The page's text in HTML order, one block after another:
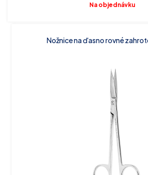
Na objednávku
Nožnice na ďasno rovné